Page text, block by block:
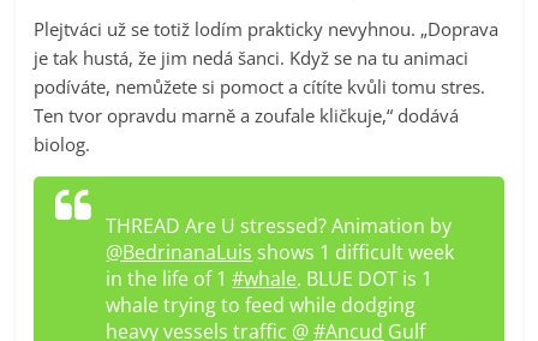
Plejtváci už se totiž lodím prakticky nevyhnou. „Doprava
je tak hustá, že jim nedá šanci. Když se na tu animaci
podíváte, nemůžete si pomoct a cítíte kvůli tomu stres.
Ten tvor opravdu marně a zoufale kličkuje,“ dodává
biolog.
THREAD Are U stressed? Animation by
@BedrinanaLuis shows 1 difficult week
in the life of 1#whale. BLUE DOT is 1
whale trying to feed while dodging
heavy vessels traffic @#Ancud Gulf